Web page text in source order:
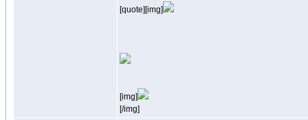
[quote][img]
[img]
[/img]